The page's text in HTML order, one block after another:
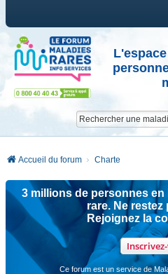
Accueil du forum Charte
3 millions de personnes
rare. Ne restez
Rejoignez la
Ce forum est un service de